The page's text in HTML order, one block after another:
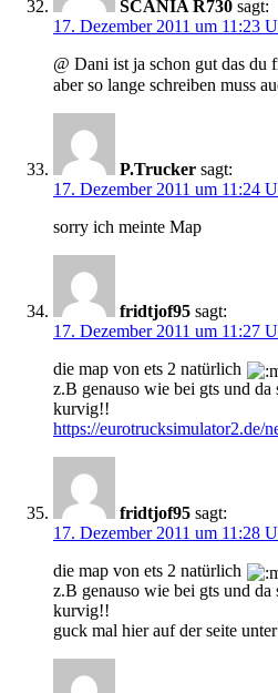
SCANIA R730 sagt:
17. Dezember 2011 um 11:23
@ Dani ist ja schon gut das du
aber so lange schreiben muss
P.Trucker sagt:
17. Dezember 2011 um 11:24
sorry ich meinte Map
fridtjof95 sagt:
17. Dezember 2011 um 11:27
die map von ets 2 natürlich
z.B genauso wie bei gts und da
kurvig!!
https://eurotrucksimulator2.de/
fridtjof95 sagt:
17. Dezember 2011 um 11:28
die map von ets 2 natürlich
z.B genauso wie bei gts und da
kurvig!!
guck mal hier auf der seite